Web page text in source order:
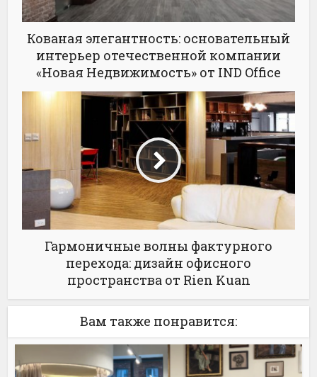
Кованая элегантность: основательный
интерьер отечественной компании
«Новая Недвижимость» от IND Office
Гармоничные волны фактурного
перехода: дизайн офисного
пространства от Rien Kuan
Вам также понравится: